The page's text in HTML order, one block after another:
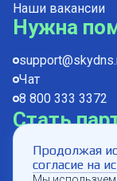
Продолжая
согласие на
Нужна
Чат
8 800 333 3372
Стать
Наши вакансии